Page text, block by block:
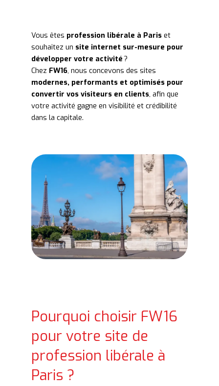
Vous êtes profession libérale à Pariset
souhaitez un site internet sur-mesure pour
développer votre activité?
Chez FW16, nous concevons des sites
modernes, performants et optimisés pour
convertir vos visiteurs en clients, afin que
votre activité gagne en visibilité et crédibilité
dans la capitale.
Pourquoi choisir FW16
pour votre site de
profession libérale à
Paris ?